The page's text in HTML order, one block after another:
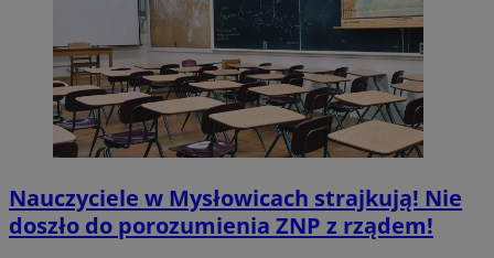
Nauczyciele w Mysłowicach strajkują! Nie
doszło do porozumienia ZNP z rządem!